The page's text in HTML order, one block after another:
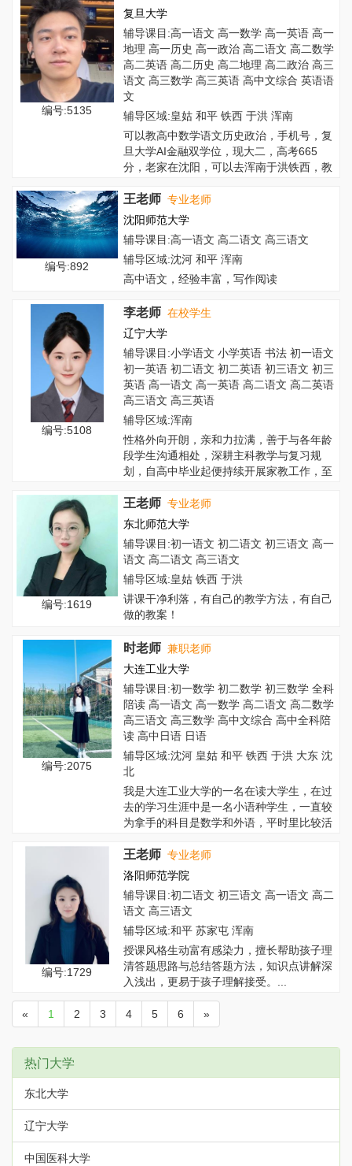
编号:5135
复旦大学
辅导课目:高一语文 高一数学 高一英语 高一
地理 高一历史 高一政治 高二语文 高二数学
高二英语 高二历史 高二地理 高二政治 高三
语文 高三数学 高三英语 高中文综合 英语语
文
辅导区域:皇姑 和平 铁西 于洪 浑南
可以教高中数学语文历史政治，手机号，复
旦大学AI金融双学位，现大二，高考665
分，老家在沈阳，可以去浑南于洪铁西，教
编号:892
王老师 专业老师
沈阳师范大学
辅导课目:高一语文 高二语文 高三语文
辅导区域:沈河 和平 浑南
高中语文，经验丰富，写作阅读
编号:5108
李老师 在校学生
辽宁大学
辅导课目:小学语文 小学英语 书法 初一语文
初一英语 初二语文 初二英语 初三语文 初三
英语 高一语文 高一英语 高二语文 高二英语
高三语文 高三英语
辅导区域:浑南
性格外向开朗，亲和力拉满，善于与各年龄
段学生沟通相处，深耕主科教学与复习规
划，自高中毕业起便持续开展家教工作，至
编号:1619
王老师 专业老师
东北师范大学
辅导课目:初一语文 初二语文 初三语文 高一
语文 高二语文 高三语文
辅导区域:皇姑 铁西 于洪
讲课干净利落，有自己的教学方法，有自己
做的教案！
编号:2075
时老师 兼职老师
大连工业大学
辅导课目:初一数学 初二数学 初三数学 全科
陪读 高一语文 高一数学 高二语文 高二数学
高三语文 高三数学 高中文综合 高中全科陪
读 高中日语 日语
辅导区域:沈河 皇姑 和平 铁西 于洪 大东 沈
北
我是大连工业大学的一名在读大学生，在过
去的学习生涯中是一名小语种学生，一直较
为拿手的科目是数学和外语，平时里比较活
编号:1729
王老师 专业老师
洛阳师范学院
辅导课目:初二语文 初三语文 高一语文 高二
语文 高三语文
辅导区域:和平 苏家屯 浑南
授课风格生动富有感染力，擅长帮助孩子理
清答题思路与总结答题方法，知识点讲解深
入浅出，更易于孩子理解接受。...
« 1 2 3 4 5 6 »
热门大学
东北大学
辽宁大学
中国医科大学